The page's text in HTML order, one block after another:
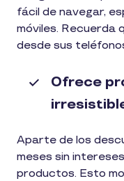
fácil de navegar,
móviles. Recuerda
desde sus
Ofrece
Aparte de los
meses sin
productos. Esto